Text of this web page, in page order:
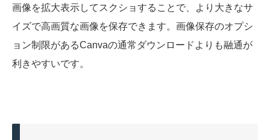
画像を拡大表示してスクショすることで、より大きなサ
イズで高画質な画像を保存できます。画像保存のオプシ
ョン制限があるCanvaの通常ダウンロードよりも融通が
利きやすいです。